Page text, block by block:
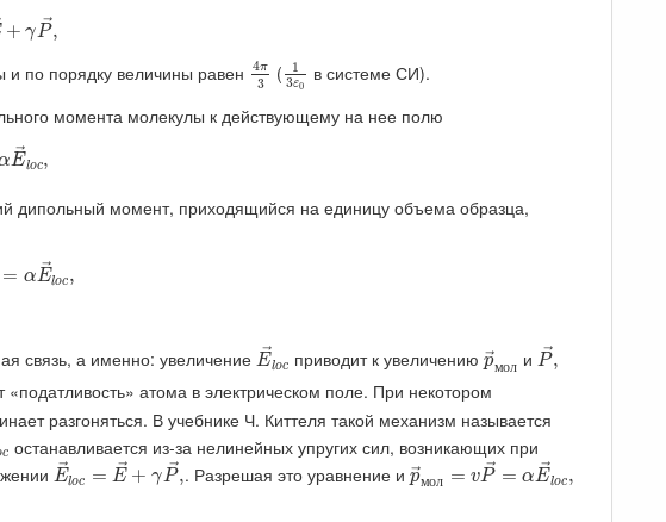
+ γ →
P,
+γ
и по порядку величины равен 4π
3
4π 3(
1
3ε0
13
в системе СИ).
момента молекулы к действующему на нее полю
→
Eloc,
=α
дипольный момент, приходящийся на единицу объема образца,
= α →
Eloc,
=α
связь, а именно: увеличение →
Eloc
E→ приводит к увеличению →
pмол
p→ мо л
и →
P,
P→
«податливость» атома в электрическом поле. При некотором
разгоняться. В учебнике Ч. Киттеля такой механизм называется
c
loc
останавливается из-за нелинейных упругих сил, возникающих при
→
Eloc = →
E + γ →
P,
E→loc=E→+γP →,
. Разрешая это уравнение и →
pмол = v →
P = α →
Eloc ,
p→мол=vP→=α